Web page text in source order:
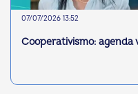
07/07/2026 13:52
Cooperativismo: agenda